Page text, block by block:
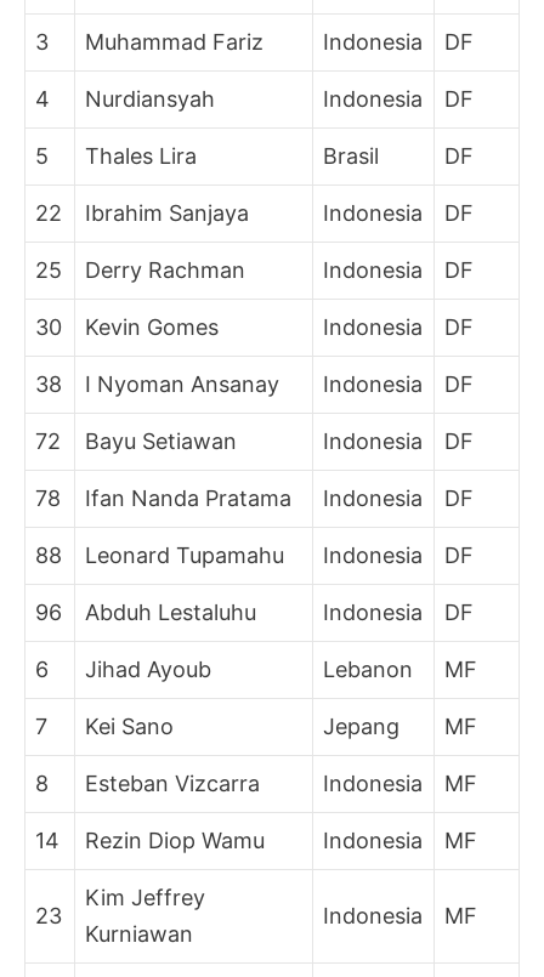
3 Muhammad Fariz Indonesia DF
4 Nurdiansyah Indonesia DF
5 Thales Lira Brasil DF
22 Ibrahim Sanjaya Indonesia DF
25 Derry Rachman Indonesia DF
30 Kevin Gomes Indonesia DF
38 I Nyoman Ansanay Indonesia DF
72 Bayu Setiawan Indonesia DF
78 Ifan Nanda Pratama Indonesia DF
88 Leonard Tupamahu Indonesia DF
96 Abduh Lestaluhu Indonesia DF
6 Jihad Ayoub Lebanon MF
7 Kei Sano Jepang MF
8 Esteban Vizcarra Indonesia MF
14 Rezin Diop Wamu Indonesia MF
23
Kim Jeffrey
Kurniawan
Indonesia MF